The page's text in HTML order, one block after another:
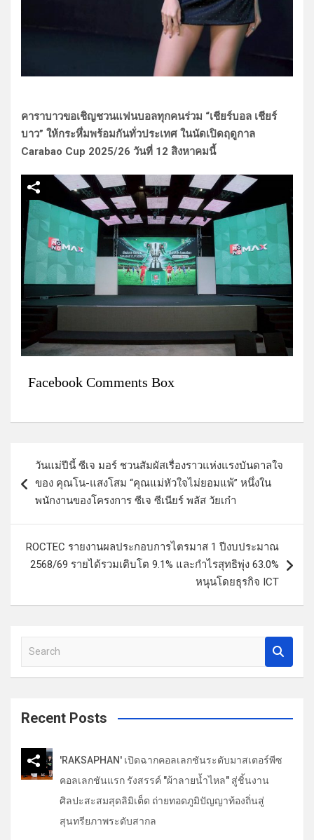
คาราบาวขอเชิญชวนแฟนบอลทุกคนร่วม “เชียร์บอล เชียร์
บาว” ให้กระหึ่มพร้อมกันทั่วประเทศ ในนัดเปิดฤดูกาล
Carabao Cup 2025/26 วันที่ 12 สิงหาคมนี้
Facebook Comments Box
แ
รื่
วันแม่ปีนี้ ซีเจ มอร์ ชวนสัมผัสเรื่องราวแห่งแรงบันดาลใจ
ของ คุณโน-แสงโสม “คุณแม่หัวใจไม่ยอมแพ้” หนึ่งใน
พนักงานของโครงการ ซีเจ ซีเนียร์ พลัส วัยเก๋า
ROCTEC รายงานผลประกอบการไตรมาส 1 ปีงบประมาณ
2568/69 รายได้รวมเติบโต 9.1% และกำไรสุทธิพุ่ง 63.0%
หนุนโดยธุรกิจ ICT
a
c
Recent Posts
'RAKSAPHAN' เปิดฉากคอลเลกชันระดับมาสเตอร์พีซ
คอลเลกชันแรก รังสรรค์ "ผ้าลายน้ำไหล" สู่ชิ้นงาน
ศิลปะสะสมสุดลิมิเต็ด ถ่ายทอดภูมิปัญญาท้องถิ่นสู่
สุนทรียภาพระดับสากล